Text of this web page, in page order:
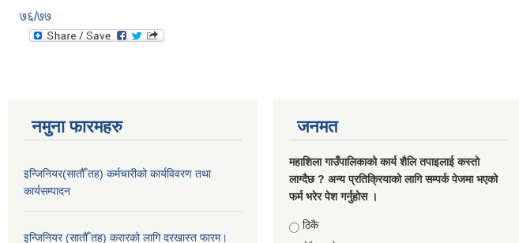
७६/७७
नमुना फारमहरु
इन्जिनियर(सातौँ तह) कर्मचारीको कार्यविवरण तथा
कार्यसम्पादन
इन्जिनियर (सातौँ तह) करारको लागि दरखास्त फारम।
जनमत
महाशिला गाउँपालिकाको कार्य शैलि तपाइलाई कस्तो
लाग्दैछ ? अन्य प्रतिक्रियाको लागि सम्पर्क पेजमा भएको
फर्म भरेर पेश गर्नुहोस ।
Choices
ठिकै